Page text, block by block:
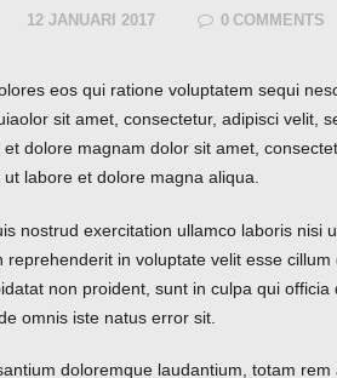
12 JANUARI 2017 0 COMMENTS
eos qui ratione voluptatem sequi
sit amet, consectetur, adipisci velit,
dolore magnam dolor sit amet,
labore et dolore magna aliqua.
nostrud exercitation ullamco laboris nisi
reprehenderit in voluptate velit esse
non proident, sunt in culpa qui
omnis iste natus error sit.
doloremque laudantium, totam